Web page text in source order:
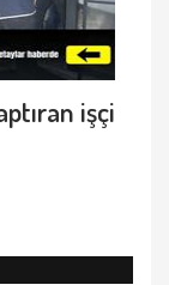
işçi